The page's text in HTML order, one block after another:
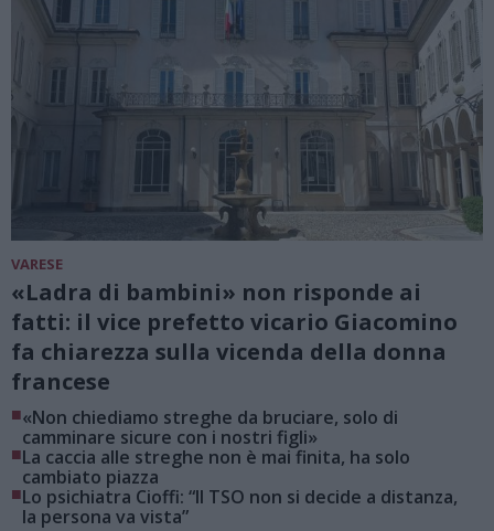
VARESE
«Ladra di bambini» non risponde ai
fatti: il vice prefetto vicario Giacomino
fa chiarezza sulla vicenda della donna
francese
■«Non chiediamo streghe da bruciare, solo di
camminare sicure con i nostri figli»
■La caccia alle streghe non è mai finita, ha solo
cambiato piazza
■Lo psichiatra Cioffi: “Il TSO non si decide a distanza,
la persona va vista”